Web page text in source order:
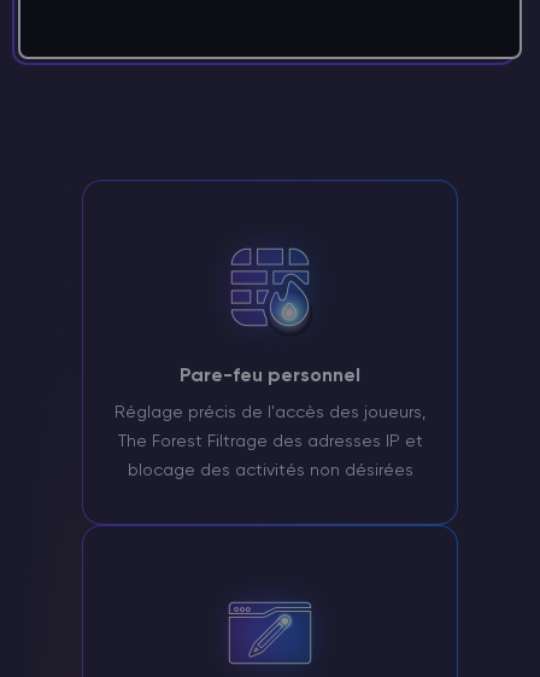
Pare-feu personnel
Réglage précis de l'accès des joueurs,
The Forest Filtrage des adresses IP et
blocage des activités non désirées